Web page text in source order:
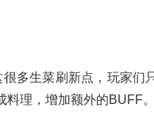
多生菜刷新点，玩家
理，增加额外的BUFF。